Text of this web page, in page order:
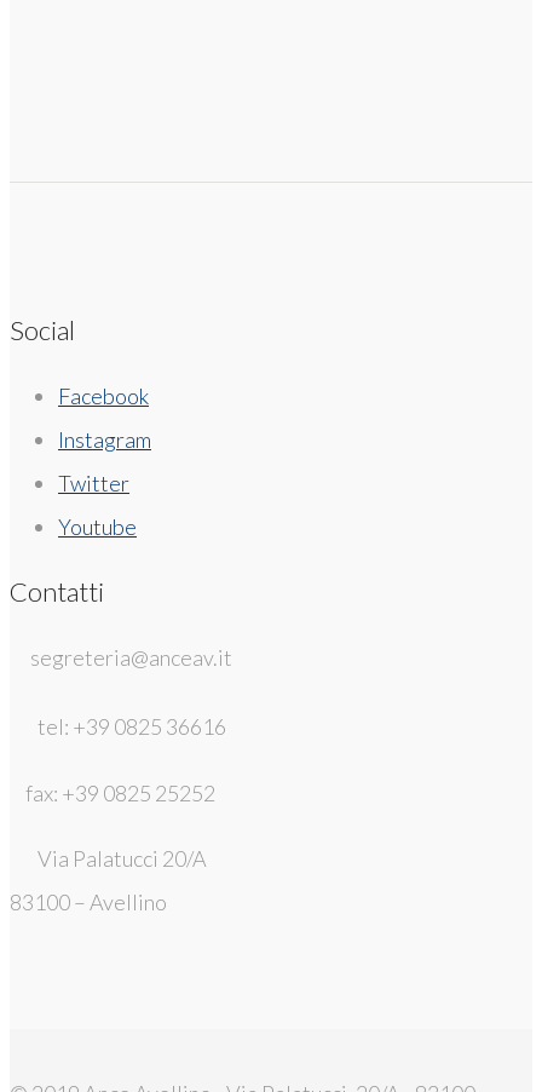
Social
Facebook
Instagram
Twitter
Youtube
Contatti
segreteria@anceav.it
tel: +39 0825 36616
fax: +39 0825 25252
Via Palatucci 20/A
83100 – Avellino